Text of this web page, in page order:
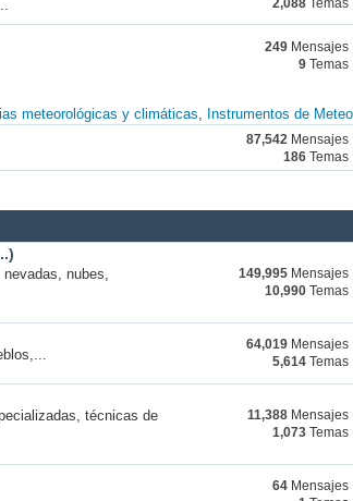
2,088 Temas
249 Mensajes
9 Temas
meteorológicas y climáticas Instrumentos de
87,542 Mensajes
186 Temas
nubes,
149,995 Mensajes
10,990 Temas
64,019 Mensajes
5,614 Temas
técnicas de
11,388 Mensajes
1,073 Temas
64 Mensajes